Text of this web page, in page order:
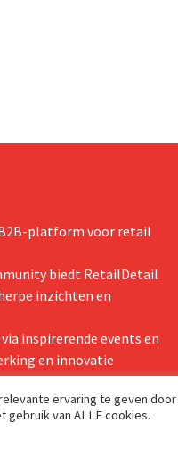
platform voor retail
biedt RetailDetail
inzichten en
inspirerende events en
en innovatie
ervaring te geven
gebruik van ALLE cookies.